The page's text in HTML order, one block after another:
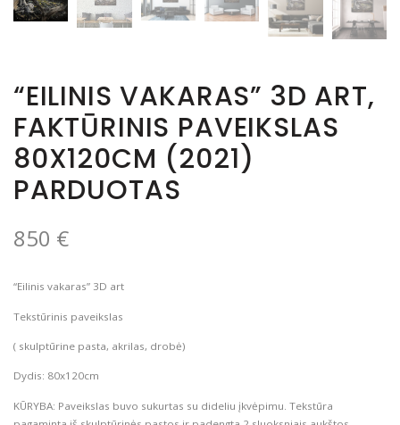
“EILINIS VAKARAS” 3D ART,
FAKTŪRINIS PAVEIKSLAS
80X120CM (2021)
PARDUOTAS
850 €
“Eilinis vakaras” 3D art
Tekstūrinis paveikslas
( skulptūrine pasta, akrilas, drobė)
Dydis: 80x120cm
KŪRYBA: Paveikslas buvo sukurtas su dideliu įkvėpimu. Tekstūra